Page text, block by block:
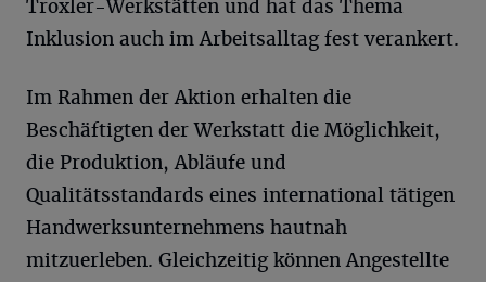
Troxler-Werkstätten und hat das Thema
Inklusion auch im Arbeitsalltag fest verankert.
Im Rahmen der Aktion erhalten die
Beschäftigten der Werkstatt die Möglichkeit,
die Produktion, Abläufe und
Qualitätsstandards eines international tätigen
Handwerksunternehmens hautnah
mitzuerleben. Gleichzeitig können Angestellte